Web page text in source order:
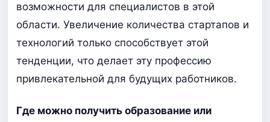
возможности для специалистов в этой
области. Увеличение количества стартапов и
технологий только способствует этой
тенденции, что делает эту профессию
привлекательной для будущих работников.
Где можно получить образование или